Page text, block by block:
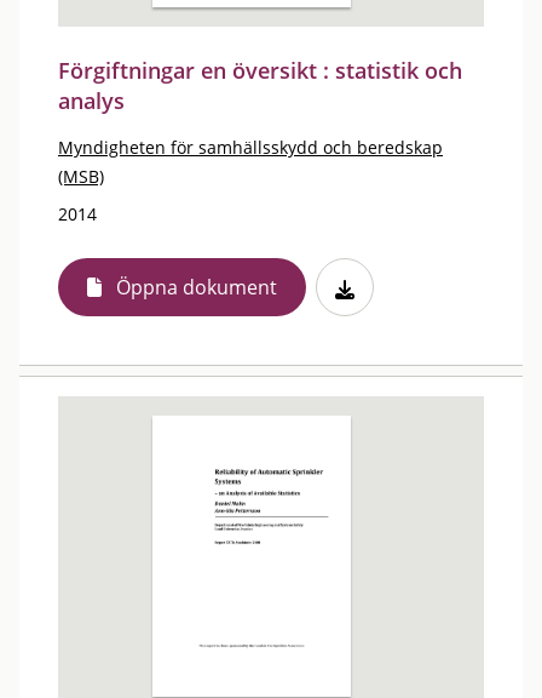
Förgiftningar en översikt : statistik och
analys
Myndigheten för samhällsskydd och beredskap
(MSB)
2014
Öppna dokument